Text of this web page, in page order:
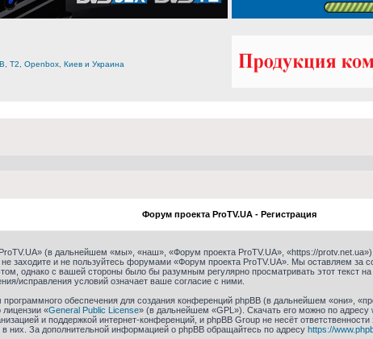
Форум проекта ProTV.UA - Регистрация
(в дальнейшем «мы», «наш», «Форум проекта ProTV.UA», «https://
заходите и не пользуйтесь форумами «Форум проекта ProTV.UA». Мы оставляем за
однако с вашей стороны было бы разумным регулярно просматривать этот текст
исправления условий означает ваше согласие с ними.
обеспечения для создания конференций phpBB (в дальнейшем «они»,
«General Public License» (в дальнейшем «GPL»). Скачать его можно по адресу
и поддержкой интернет-конференций, и phpBB Group не несёт
них. За дополнительной информацией о phpBB обращайтесь по адресу https://